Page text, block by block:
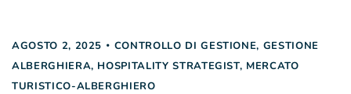
AGOSTO 2, 2025 CONTROLLO DI GESTIONE, GESTIONE
ALBERGHIERA, HOSPITALITY STRATEGIST, MERCATO
TURISTICO-ALBERGHIERO